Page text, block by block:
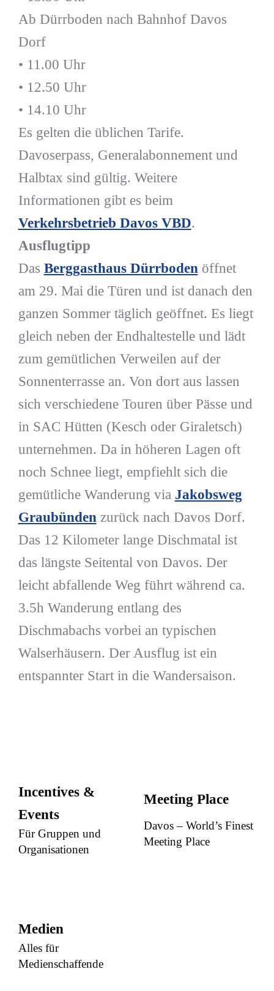
Ab Dürrboden nach Bahnhof Davos
Dorf
• 11.00 Uhr
• 12.50 Uhr
• 14.10 Uhr
Es gelten die üblichen Tarife.
Davoserpass, Generalabonnement und
Halbtax sind gültig. Weitere
Informationen gibt es beim
Verkehrsbetrieb Davos VBD.
Ausflugtipp
Das Berggasthaus Dürrbodenöffnet
am 29. Mai die Türen und ist danach den
ganzen Sommer täglich geöffnet. Es liegt
gleich neben der Endhaltestelle und lädt
zum gemütlichen Verweilen auf der
Sonnenterrasse an. Von dort aus lassen
sich verschiedene Touren über Pässe und
in SAC Hütten (Kesch oder Giraletsch)
unternehmen. Da in höheren Lagen oft
noch Schnee liegt, empfiehlt sich die
gemütliche Wanderung via Jakobsweg
Graubündenzurück nach Davos Dorf.
Das 12 Kilometer lange Dischmatal ist
das längste Seitental von Davos. Der
leicht abfallende Weg führt während ca.
3.5h Wanderung entlang des
Dischmabachs vorbei an typischen
Walserhäusern. Der Ausflug ist ein
entspannter Start in die Wandersaison.
Incentives &
Events
Für Gruppen und
Organisationen
Meeting Place
Davos – World’s Finest
Meeting Place
Medien
Alles für
Medienschaffende